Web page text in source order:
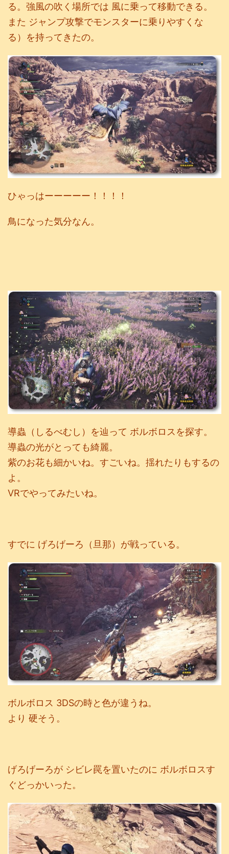
る。強風の吹く場所では 風に乗って移動できる。
また ジャンプ攻撃でモンスターに乗りやすくな
る）を持ってきたの。
ひゃっはーーーーー！！！！
鳥になった気分なん。
導蟲（しるべむし）を辿って ボルボロスを探す。
導蟲の光がとっても綺麗。
紫のお花も細かいね。すごいね。揺れたりもするの
よ。
VRでやってみたいね。
すでに げろげーろ（旦那）が戦っている。
ボルボロス 3DSの時と色が違うね。
より 硬そう。
げろげーろが シビレ罠を置いたのに ボルボロスす
ぐどっかいった。